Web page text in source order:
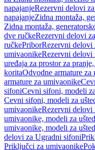
napajanjeRezervni delovi
napajanjeZidna montaža,
Zidna montaža,
dve ručkeRezervni delovi
ručkePriborRezervni delovi
umivaonikeRezervni delovi
uređaja za prostor za
koritaOdvodne armature za
armature za umivaonike
sifoniCevni sifoni, modeli
Cevni sifoni, modeli za
umivaonikeRezervni delovi
umivaonike, modeli za
umivaonike, modeli za
delovi za Ugradni sifoni
Priključci za umivaonike